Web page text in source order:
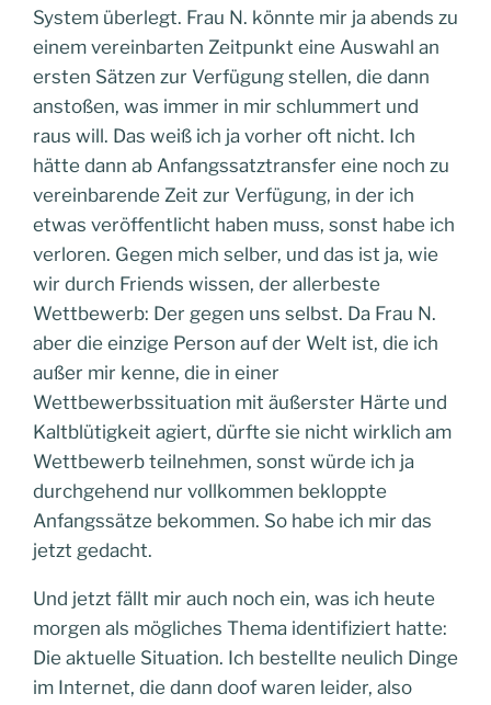
System überlegt. Frau N. könnte mir ja abends zu
einem vereinbarten Zeitpunkt eine Auswahl an
ersten Sätzen zur Verfügung stellen, die dann
anstoßen, was immer in mir schlummert und
raus will. Das weiß ich ja vorher oft nicht. Ich
hätte dann ab Anfangssatztransfer eine noch zu
vereinbarende Zeit zur Verfügung, in der ich
etwas veröffentlicht haben muss, sonst habe ich
verloren. Gegen mich selber, und das ist ja, wie
wir durch Friends wissen, der allerbeste
Wettbewerb: Der gegen uns selbst. Da Frau N.
aber die einzige Person auf der Welt ist, die ich
außer mir kenne, die in einer
Wettbewerbssituation mit äußerster Härte und
Kaltblütigkeit agiert, dürfte sie nicht wirklich am
Wettbewerb teilnehmen, sonst würde ich ja
durchgehend nur vollkommen bekloppte
Anfangssätze bekommen. So habe ich mir das
jetzt gedacht.
Und jetzt fällt mir auch noch ein, was ich heute
morgen als mögliches Thema identifiziert hatte:
Die aktuelle Situation. Ich bestellte neulich Dinge
im Internet, die dann doof waren leider, also